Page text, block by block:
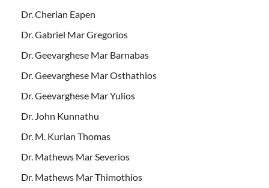
Dr. Cherian Eapen
Dr. Gabriel Mar Gregorios
Dr. Geevarghese Mar Barnabas
Dr. Geevarghese Mar Osthathios
Dr. Geevarghese Mar Yulios
Dr. John Kunnathu
Dr. M. Kurian Thomas
Dr. Mathews Mar Severios
Dr. Mathews Mar Thimothios